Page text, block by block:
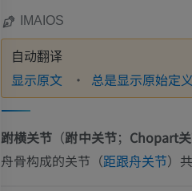
IMAIOS
自动翻译
显示原文 总是显示原始定义
跗横关节 （跗中关节； Chopart
舟骨构成的关节（距跟舟关节）